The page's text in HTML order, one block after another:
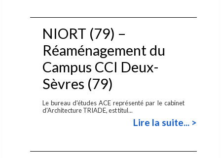
NIORT (79) –
Réaménagement du
Campus CCI Deux-
Sèvres (79)
Le bureau d'études ACE représenté par le cabinet
d'Architecture TRIADE, est titul...
Lire la suite... >